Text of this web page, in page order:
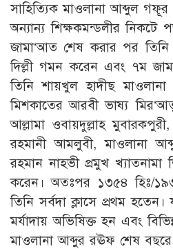
সাহিত্যিক মাওলানা আব্দুল
অন্যান্য শিক্ষকমন্ডলীর নিকটে
জামা‘আত শেষ করার পর তিনি
দিল্লী গমন করেন এবং ৭ম
তিনি শায়খুল হাদীছ মাওলানা
মিশকাতের আরবী ভাষ্য
আল্লামা ওবায়দুল্লাহ
রহমানী আমলুবী, মাওলানা
রহমান নাহভী প্রমুখ খ্যাতনামা
করেন। অতঃপর ১৩৫৪ হিঃ/
তিনি সর্বদা ক্লাসে প্রথম
মর্যাদায় অভিষিক্ত হন এবং
মাওলানা আব্দুর রঊফ শেষ বছরে